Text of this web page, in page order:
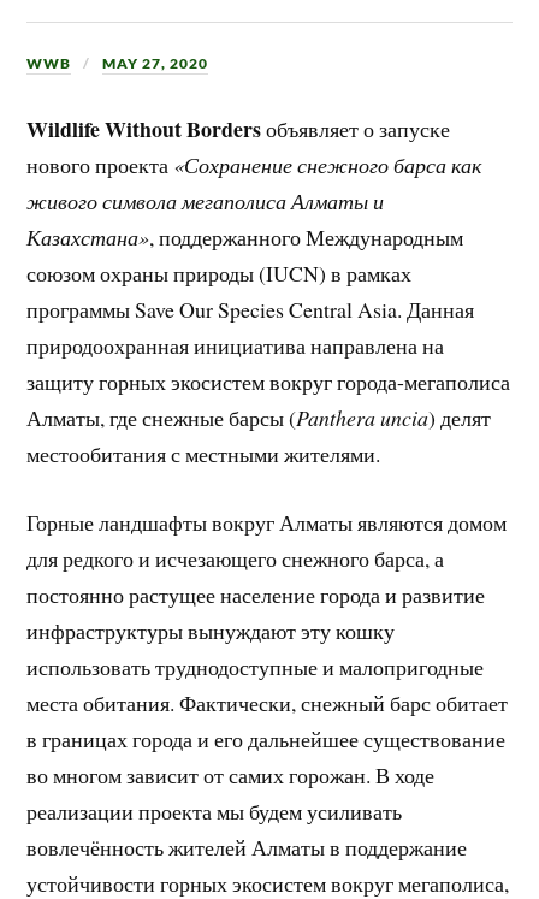
WWB MAY 27, 2020
Wildlife Without Bordersобъявляет о запуске
нового проекта «Сохранение снежного барса как
живого символа мегаполиса Алматы и
Казахстана», поддержанного Международным
союзом охраны природы (IUCN) в рамках
программы Save Our Species Central Asia. Данная
природоохранная инициатива направлена на
защиту горных экосистем вокруг города-мегаполиса
Алматы, где снежные барсы (Panthera uncia) делят
местообитания с местными жителями.
Горные ландшафты вокруг Алматы являются домом
для редкого и исчезающего снежного барса, а
постоянно растущее население города и развитие
инфраструктуры вынуждают эту кошку
использовать труднодоступные и малопригодные
места обитания. Фактически, снежный барс обитает
в границах города и его дальнейшее существование
во многом зависит от самих горожан. В ходе
реализации проекта мы будем усиливать
вовлечённость жителей Алматы в поддержание
устойчивости горных экосистем вокруг мегаполиса,